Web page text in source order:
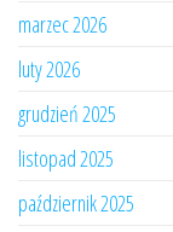
marzec 2026
luty 2026
grudzień 2025
listopad 2025
październik 2025